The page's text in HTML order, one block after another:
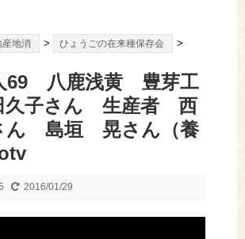
産地消 > ひょうごの在来種保存会 >
69 八鹿浅黄 豊芽工
子さん 生産者 西
ん 島垣 晃さん（養
2016/01/29